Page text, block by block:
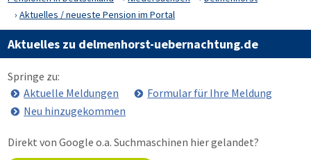
Aktuelles / neueste Pension im Portal
Aktuelles zu delmenhorst-uebernachtung.de
Springe zu:
Aktuelle Meldungen
Formular für Ihre Meldung
Neu hinzugekommen
Direkt von Google o.a. Suchmaschinen hier gelandet?